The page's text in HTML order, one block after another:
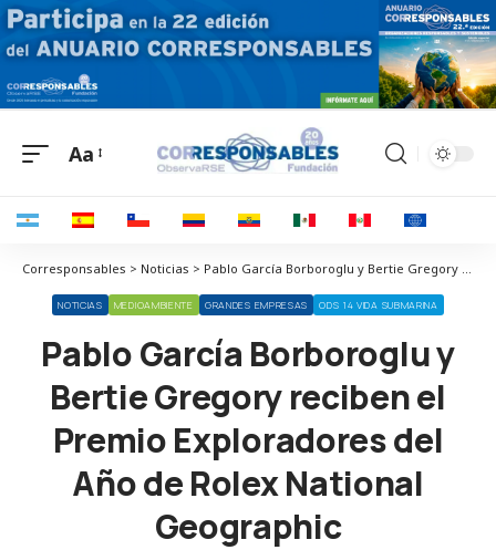
Aa
Corresponsables > Noticias > Pablo García Borboroglu y Bertie Gregory reciben el Premio Exploradores del Año de Rolex National Geographic
NOTICIAS MEDIOAMBIENTE GRANDES EMPRESAS ODS 14 VIDA SUBMARINA
Pablo García Borboroglu y
Bertie Gregory reciben el
Premio Exploradores del
Año de Rolex National
Geographic